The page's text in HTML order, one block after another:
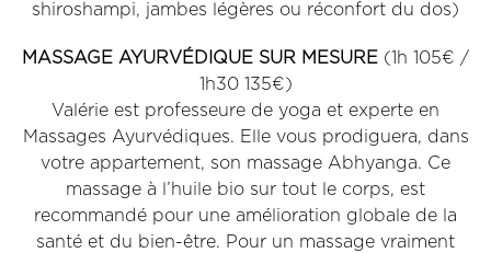
shiroshampi, jambes légères ou réconfort du dos)
MASSAGE AYURVÉDIQUE SUR MESURE (1h 105€ /
1h30 135€)
Valérie est professeure de yoga et experte en
Massages Ayurvédiques. Elle vous prodiguera, dans
votre appartement, son massage Abhyanga. Ce
massage à l’huile bio sur tout le corps, est
recommandé pour une amélioration globale de la
santé et du bien-être. Pour un massage vraiment